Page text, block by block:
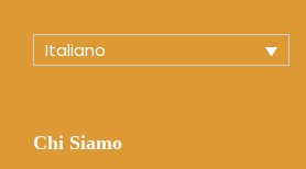
Italiano
Chi Siamo